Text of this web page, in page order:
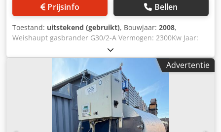
Prijsinfo Bellen
Toestand: uitstekend (gebruikt), Bouwjaar: 2008,
Weishaupt gasbrander G30/2-A Vermogen: 2300Kw Jaar:
2008 Alleen telefonisch te bezichtigen! Voorkeursverkoop
aan dealers, handelaren of export. Dksdpfx Afei Dw Epeuor
Alle informatie zonder garantie, onder voorbehoud van
fouten en voorafgaande verkoop. De verkoper aanvaardt
geen aansprakelijkheid voor type- en
gegevensoverdrachtsfouten. Natuurlijk zorgen wij ook voor
alle formaliteiten Laden mogelijk
Advertentie